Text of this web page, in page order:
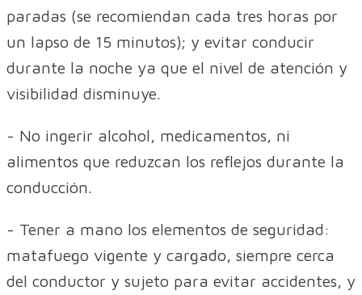
paradas (se recomiendan cada tres horas por
un lapso de 15 minutos); y evitar conducir
durante la noche ya que el nivel de atención y
visibilidad disminuye.
- No ingerir alcohol, medicamentos, ni
alimentos que reduzcan los reflejos durante la
conducción.
- Tener a mano los elementos de seguridad:
matafuego vigente y cargado, siempre cerca
del conductor y sujeto para evitar accidentes, y